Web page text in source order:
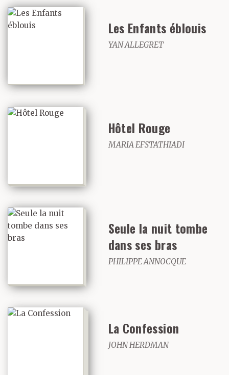
Les Enfants éblouis
YAN ALLEGRET
Hôtel Rouge
MARIA EFSTATHIADI
Seule la nuit tombe
dans ses bras
PHILIPPE ANNOCQUE
La Confession
JOHN HERDMAN